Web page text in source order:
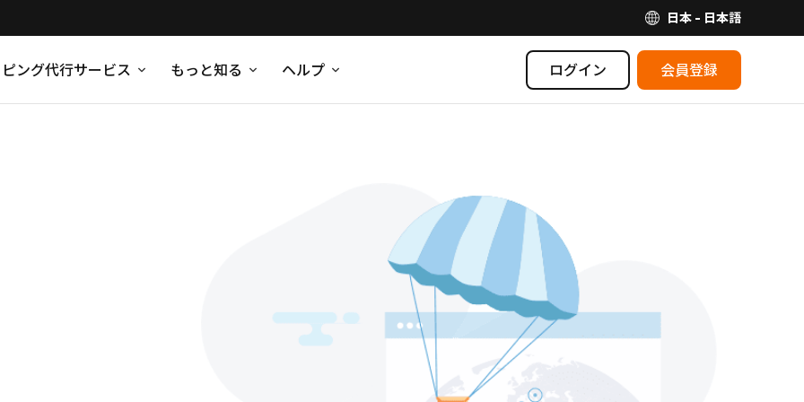
日本 - 日本語
ング代行サービス もっと知る ヘルプ ログイン 会員登録